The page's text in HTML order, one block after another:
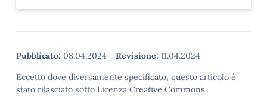
Pubblicato: 08.04.2024 - Revisione: 11.04.2024
Eccetto dove diversamente specificato, questo articolo è
stato rilasciato sotto Licenza Creative Commons